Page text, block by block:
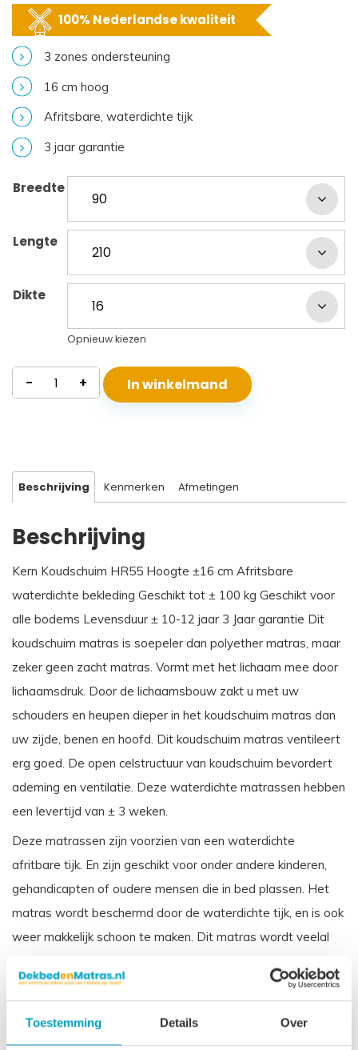
Toestemming Details Over
100% Nederlandse kwaliteit
3 zones ondersteuning
16 cm hoog
Afritsbare, waterdichte tijk
3 jaar garantie
Breedte
Lengte
Dikte
Opnieuw kiezen
Waterdicht
Koudschuim
- + In winkelmand
Beschrijving Kenmerken Afmetingen
Beschrijving
Kern Koudschuim HR55 Hoogte ±16 cm Afritsbare
waterdichte bekleding Geschikt tot ± 100 kg Geschikt voor
alle bodems Levensduur ± 10-12 jaar 3 Jaar garantie Dit
koudschuim matras is soepeler dan polyether matras, maar
zeker geen zacht matras. Vormt met het lichaam mee door
lichaamsdruk. Door de lichaamsbouw zakt u met uw
schouders en heupen dieper in het koudschuim matras dan
uw zijde, benen en hoofd. Dit koudschuim matras ventileert
erg goed. De open celstructuur van koudschuim bevordert
ademing en ventilatie. Deze waterdichte matrassen hebben
een levertijd van ± 3 weken.
Deze matrassen zijn voorzien van een waterdichte
afritbare tijk. En zijn geschikt voor onder andere kinderen,
gehandicapten of oudere mensen die in bed plassen. Het
matras wordt beschermd door de waterdichte tijk, en is ook
weer makkelijk schoon te maken. Dit matras wordt veelal
voor een koudschuim waterdichte matras zijn: Incontinentie